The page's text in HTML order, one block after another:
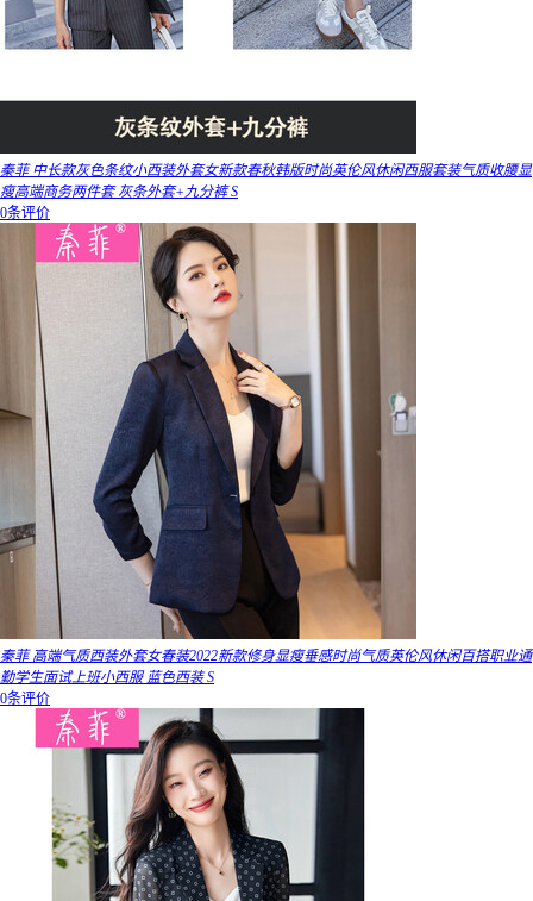
秦菲 中长款灰色条纹小西装外套女新款春秋韩版时尚英伦风休闲西服套装气质收腰显
瘦高端商务两件套 灰条外套+九分裤 S
0条评价
秦菲 高端气质西装外套女春装2022新款修身显瘦垂感时尚气质英伦风休闲百搭职业通
勤学生面试上班小西服 蓝色西装 S
0条评价